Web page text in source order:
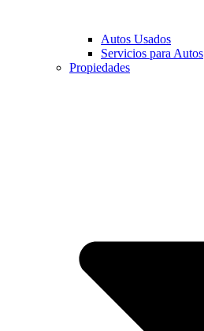
Autos Usados
Servicios para Autos
Propiedades